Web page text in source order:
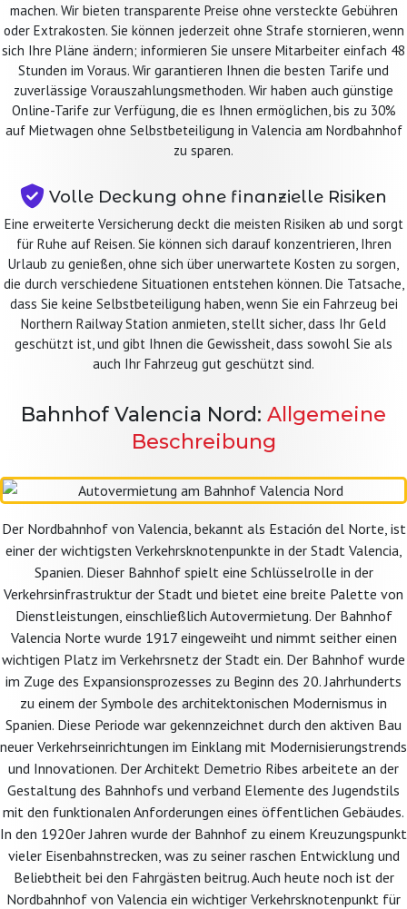
machen. Wir bieten transparente Preise ohne versteckte Gebühren
oder Extrakosten. Sie können jederzeit ohne Strafe stornieren, wenn
sich Ihre Pläne ändern; informieren Sie unsere Mitarbeiter einfach 48
Stunden im Voraus. Wir garantieren Ihnen die besten Tarife und
zuverlässige Vorauszahlungsmethoden. Wir haben auch günstige
Online-Tarife zur Verfügung, die es Ihnen ermöglichen, bis zu 30%
auf Mietwagen ohne Selbstbeteiligung in Valencia am Nordbahnhof
zu sparen.
Volle Deckung ohne finanzielle Risiken
Eine erweiterte Versicherung deckt die meisten Risiken ab und sorgt
für Ruhe auf Reisen. Sie können sich darauf konzentrieren, Ihren
Urlaub zu genießen, ohne sich über unerwartete Kosten zu sorgen,
die durch verschiedene Situationen entstehen können. Die Tatsache,
dass Sie keine Selbstbeteiligung haben, wenn Sie ein Fahrzeug bei
Northern Railway Station anmieten, stellt sicher, dass Ihr Geld
geschützt ist, und gibt Ihnen die Gewissheit, dass sowohl Sie als
auch Ihr Fahrzeug gut geschützt sind.
Bahnhof Valencia Nord: Allgemeine
Beschreibung
Der Nordbahnhof von Valencia, bekannt als Estación del Norte, ist
einer der wichtigsten Verkehrsknotenpunkte in der Stadt Valencia,
Spanien. Dieser Bahnhof spielt eine Schlüsselrolle in der
Verkehrsinfrastruktur der Stadt und bietet eine breite Palette von
Dienstleistungen, einschließlich Autovermietung. Der Bahnhof
Valencia Norte wurde 1917 eingeweiht und nimmt seither einen
wichtigen Platz im Verkehrsnetz der Stadt ein. Der Bahnhof wurde
im Zuge des Expansionsprozesses zu Beginn des 20. Jahrhunderts
zu einem der Symbole des architektonischen Modernismus in
Spanien. Diese Periode war gekennzeichnet durch den aktiven Bau
neuer Verkehrseinrichtungen im Einklang mit Modernisierungstrends
und Innovationen. Der Architekt Demetrio Ribes arbeitete an der
Gestaltung des Bahnhofs und verband Elemente des Jugendstils
mit den funktionalen Anforderungen eines öffentlichen Gebäudes.
In den 1920er Jahren wurde der Bahnhof zu einem Kreuzungspunkt
vieler Eisenbahnstrecken, was zu seiner raschen Entwicklung und
Beliebtheit bei den Fahrgästen beitrug. Auch heute noch ist der
Nordbahnhof von Valencia ein wichtiger Verkehrsknotenpunkt für